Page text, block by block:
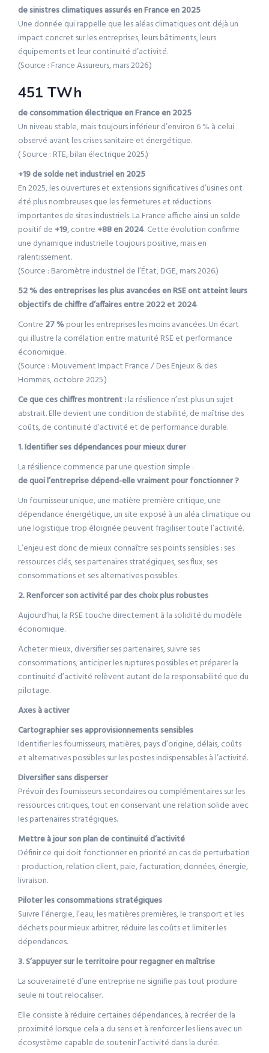
de sinistres climatiques assurés en France en 2025
Une donnée qui rappelle que les aléas climatiques ont déjà un
impact concret sur les entreprises, leurs bâtiments, leurs
équipements et leur continuité d’activité.
(Source : France Assureurs, mars 2026.)
451 TWh
de consommation électrique en France en 2025
Un niveau stable, mais toujours inférieur d’environ 6 % à celui
observé avant les crises sanitaire et énergétique.
( Source : RTE, bilan électrique 2025.)
+19 de solde net industriel en 2025
En 2025, les ouvertures et extensions significatives d’usines ont
été plus nombreuses que les fermetures et réductions
importantes de sites industriels. La France affiche ainsi un solde
positif de +19, contre +88 en 2024. Cette évolution confirme
une dynamique industrielle toujours positive, mais en
ralentissement.
(Source : Baromètre industriel de l’État, DGE, mars 2026.)
52 % des entreprises les plus avancées en RSE ont atteint leurs
objectifs de chiffre d’affaires entre 2022 et 2024
Contre 27 %pour les entreprises les moins avancées. Un écart
qui illustre la corrélation entre maturité RSE et performance
économique.
(Source : Mouvement Impact France / Des Enjeux & des
Hommes, octobre 2025.)
Ce que ces chiffres montrent :la résilience n’est plus un sujet
abstrait. Elle devient une condition de stabilité, de maîtrise des
coûts, de continuité d’activité et de performance durable.
1. Identifier ses dépendances pour mieux durer
La résilience commence par une question simple :
de quoi l’entreprise dépend-elle vraiment pour fonctionner ?
Un fournisseur unique, une matière première critique, une
dépendance énergétique, un site exposé à un aléa climatique ou
une logistique trop éloignée peuvent fragiliser toute l’activité.
L’enjeu est donc de mieux connaître ses points sensibles : ses
ressources clés, ses partenaires stratégiques, ses flux, ses
consommations et ses alternatives possibles.
2. Renforcer son activité par des choix plus robustes
Aujourd’hui, la RSE touche directement à la solidité du modèle
économique.
Acheter mieux, diversifier ses partenaires, suivre ses
consommations, anticiper les ruptures possibles et préparer la
continuité d’activité relèvent autant de la responsabilité que du
pilotage.
Axes à activer
Cartographier ses approvisionnements sensibles
Identifier les fournisseurs, matières, pays d’origine, délais, coûts
et alternatives possibles sur les postes indispensables à l’activité.
Diversifier sans disperser
Prévoir des fournisseurs secondaires ou complémentaires sur les
ressources critiques, tout en conservant une relation solide avec
les partenaires stratégiques.
Mettre à jour son plan de continuité d’activité
Définir ce qui doit fonctionner en priorité en cas de perturbation
: production, relation client, paie, facturation, données, énergie,
livraison.
Piloter les consommations stratégiques
Suivre l’énergie, l’eau, les matières premières, le transport et les
déchets pour mieux arbitrer, réduire les coûts et limiter les
dépendances.
3. S’appuyer sur le territoire pour regagner en maîtrise
La souveraineté d’une entreprise ne signifie pas tout produire
seule ni tout relocaliser.
Elle consiste à réduire certaines dépendances, à recréer de la
proximité lorsque cela a du sens et à renforcer les liens avec un
écosystème capable de soutenir l’activité dans la durée.